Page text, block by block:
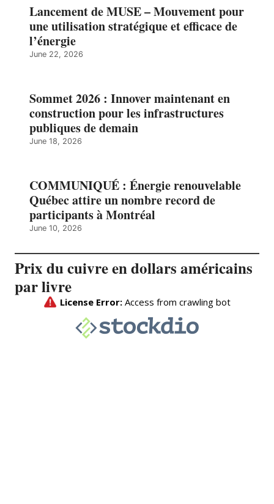
Lancement de MUSE – Mouvement pour
une utilisation stratégique et efficace de
l’énergie
June 22, 2026
Sommet 2026 : Innover maintenant en
construction pour les infrastructures
publiques de demain
June 18, 2026
COMMUNIQUÉ : Énergie renouvelable
Québec attire un nombre record de
participants à Montréal
June 10, 2026
Prix du cuivre en dollars américains
par livre